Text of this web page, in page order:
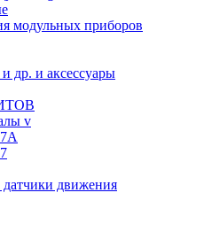
модульных приборов
др. и аксессуары
v
датчики движения